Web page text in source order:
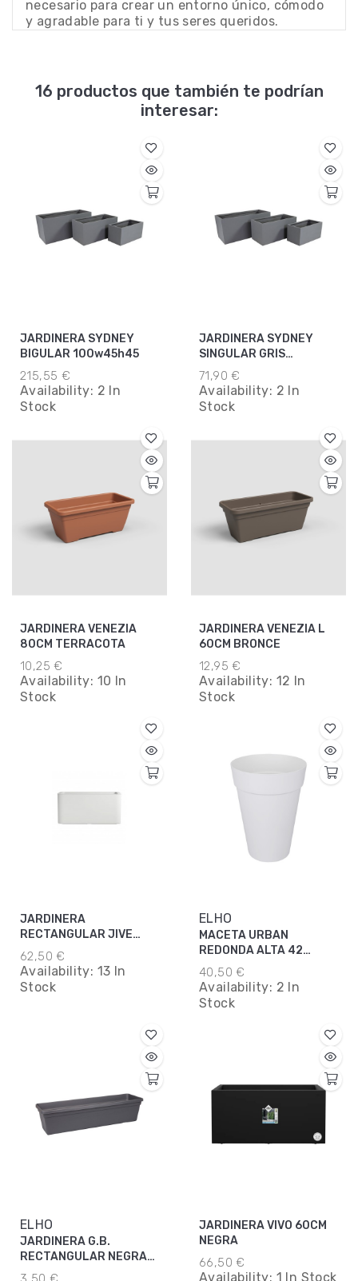
necesario para crear un entorno único, cómodo
y agradable para ti y tus seres queridos.
16 productos que también te podrían
interesar:
JARDINERA SYDNEY
BIGULAR 100w45h45
215,55 €
Availability: 2 In
Stock
JARDINERA SYDNEY
SINGULAR GRIS
L60W30H30
71,90 €
Availability: 2 In
Stock
JARDINERA VENEZIA
80CM TERRACOTA
10,25 €
Availability: 10 In
Stock
JARDINERA VENEZIA L
60CM BRONCE
12,95 €
Availability: 12 In
Stock
JARDINERA
RECTANGULAR JIVE
BLANCA 40CM
62,50 €
Availability: 13 In
Stock
ELHO
MACETA URBAN
REDONDA ALTA 42
BLANCO
40,50 €
Availability: 2 In
Stock
ELHO
JARDINERA G.B.
RECTANGULAR NEGRA
40CM
JARDINERA VIVO 60CM
NEGRA
66,50 €
Availability: 1 In Stock